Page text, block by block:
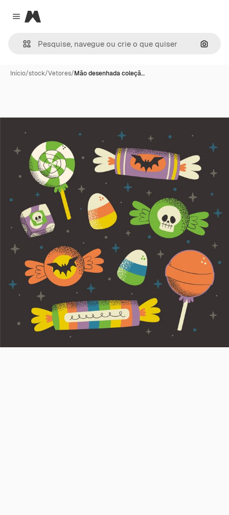
Close menu
Magnific
Início/stock/Vetores/Mão desenhada coleçã…